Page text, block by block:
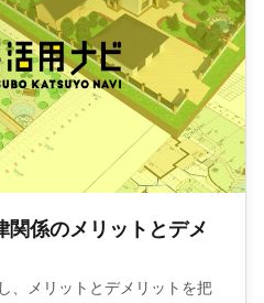
関係のメリットとデメ
、メリットとデメリットを把